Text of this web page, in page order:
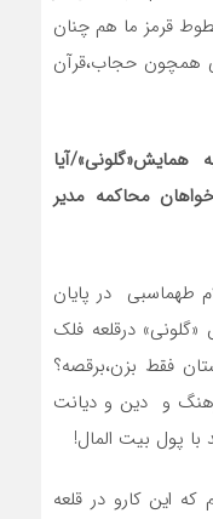
قرمز ما هم چنان
همچون حجاب،قرآن
آیا
محاکمه مدیر
طهماسبی در پایان
درقلعه فلک
فقط بزن،برقصه؟
و دین و دیانت
با پول بیت المال!
این کارو در قلعه